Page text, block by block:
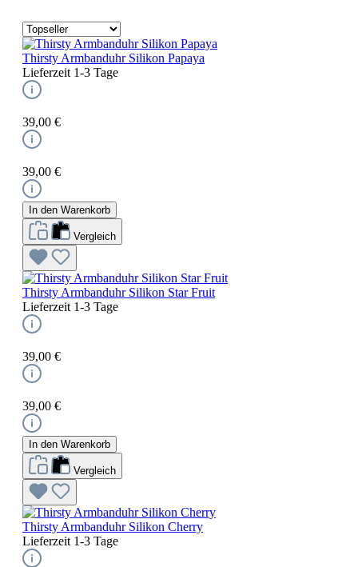
Thirsty Armbanduhr Silikon Papaya
Lieferzeit 1-3 Tage
39,00 €
39,00 €
In den Warenkorb
Vergleich
Thirsty Armbanduhr Silikon Star Fruit
Lieferzeit 1-3 Tage
39,00 €
39,00 €
In den Warenkorb
Vergleich
Thirsty Armbanduhr Silikon Cherry
Lieferzeit 1-3 Tage